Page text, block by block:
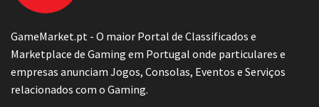
GameMarket.pt - O maior Portal de Classificados e
Marketplace de Gaming em Portugal onde particulares e
empresas anunciam Jogos, Consolas, Eventos e Serviços
relacionados com o Gaming.